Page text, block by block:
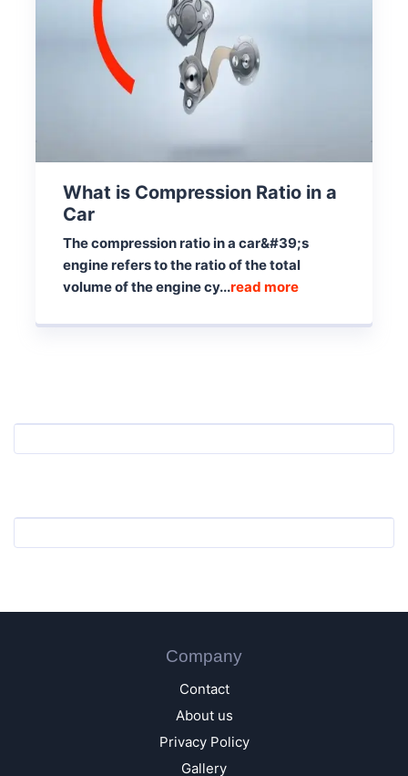
What is Compression Ratio in a
Car
The compression ratio in a car&#39;s
engine refers to the ratio of the total
volume of the engine cy...read more
Company
Contact
About us
Privacy Policy
Gallery